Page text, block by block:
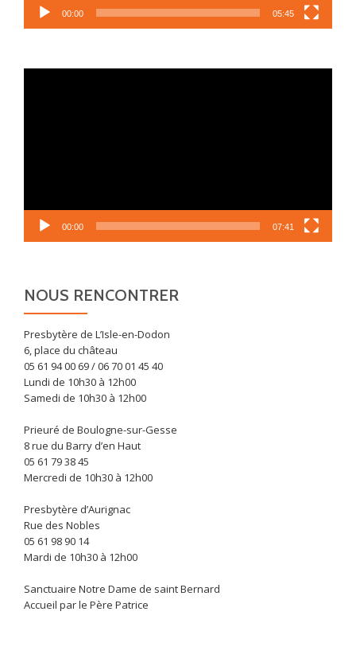
00:00 05:45
00:00 07:41
NOUS RENCONTRER
Presbytère de L’Isle-en-Dodon
6, place du château
05 61 94 00 69 / 06 70 01 45 40
Lundi de 10h30 à 12h00
Samedi de 10h30 à 12h00
Prieuré de Boulogne-sur-Gesse
8 rue du Barry d’en Haut
05 61 79 38 45
Mercredi de 10h30 à 12h00
Presbytère d’Aurignac
Rue des Nobles
05 61 98 90 14
Mardi de 10h30 à 12h00
Sanctuaire Notre Dame de saint Bernard
Accueil par le Père Patrice